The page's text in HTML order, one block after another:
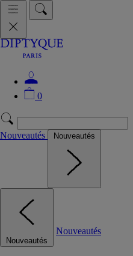
0
Nouveautés Nouveautés
Nouveautés
Nouveautés